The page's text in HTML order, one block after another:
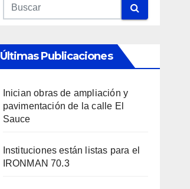
Últimas Publicaciones
Inician obras de ampliación y
pavimentación de la calle El
Sauce
Instituciones están listas para el
IRONMAN 70.3